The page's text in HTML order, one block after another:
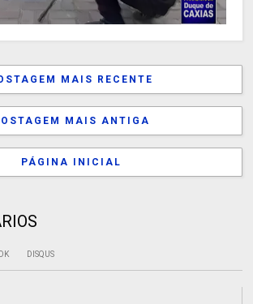
MAIS RECENTE
MAIS ANTIGA
PÁGINA INICIAL
DISQUS